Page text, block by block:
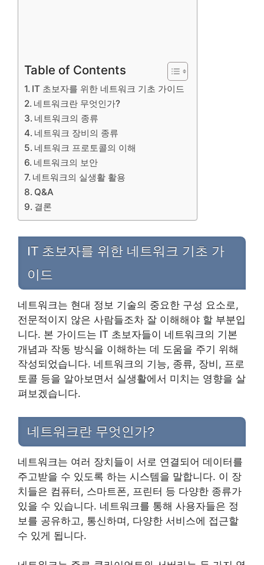
Table of Contents
IT 초보자를 위한 네트워크 기초 가이드
네트워크란 무엇인가?
네트워크의 종류
네트워크 장비의 종류
네트워크 프로토콜의 이해
네트워크의 보안
네트워크의 실생활 활용
Q&A
결론
IT 초보자를 위한 네트워크 기초 가
이드
네트워크는 현대 정보 기술의 중요한 구성 요소로,
전문적이지 않은 사람들조차 잘 이해해야 할 부분입
니다. 본 가이드는 IT 초보자들이 네트워크의 기본
개념과 작동 방식을 이해하는 데 도움을 주기 위해
작성되었습니다. 네트워크의 기능, 종류, 장비, 프로
토콜 등을 알아보면서 실생활에서 미치는 영향을 살
펴보겠습니다.
네트워크란 무엇인가?
네트워크는 여러 장치들이 서로 연결되어 데이터를
주고받을 수 있도록 하는 시스템을 말합니다. 이 장
치들은 컴퓨터, 스마트폰, 프린터 등 다양한 종류가
있을 수 있습니다. 네트워크를 통해 사용자들은 정
보를 공유하고, 통신하며, 다양한 서비스에 접근할
수 있게 됩니다.